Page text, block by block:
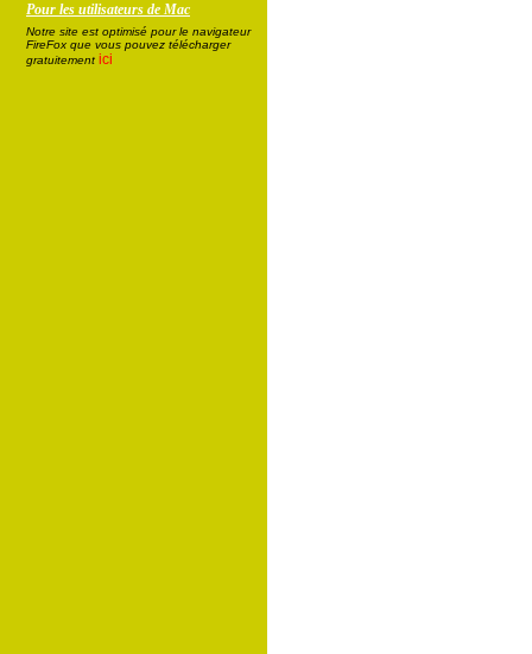
Pour les utilisateurs de Mac
Notre site est optimisé pour le navigateur
FireFox que vous pouvez télécharger
gratuitement ici